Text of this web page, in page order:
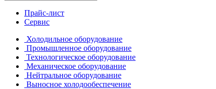
Прайс-лист
Сервис
Холодильное оборудование
Промышленное оборудование
Технологическое оборудование
Механическое оборудование
Нейтральное оборудование
Выносное холодообеспечение